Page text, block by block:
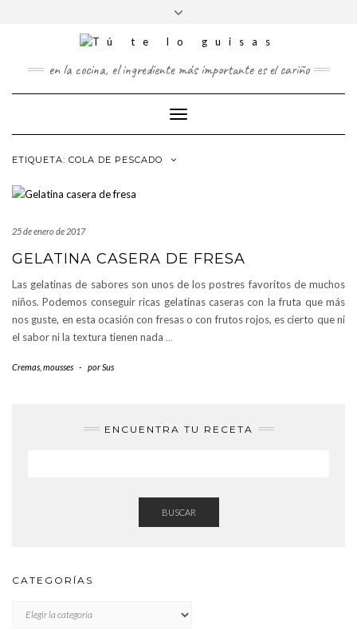
TWITTERPINTEREST
cabecera
en la cocina, el ingrediente más importante es el cariño
Cambiar
modo
ETIQUETA: COLA DE PESCADO
25 de enero de 2017
GELATINA CASERA DE FRESA
Las gelatinas de sabores son unos de los postres favoritos de muchos
niños. Podemos conseguir ricas gelatinas caseras con la fruta que más
nos guste, en esta ocasión con fresas o con frutos rojos, es cierto que ni
el sabor ni la textura tienen nada …
Cremas, mousses - porSus
ENCUENTRA TU RECETA
BUSCAR
CATEGORÍAS